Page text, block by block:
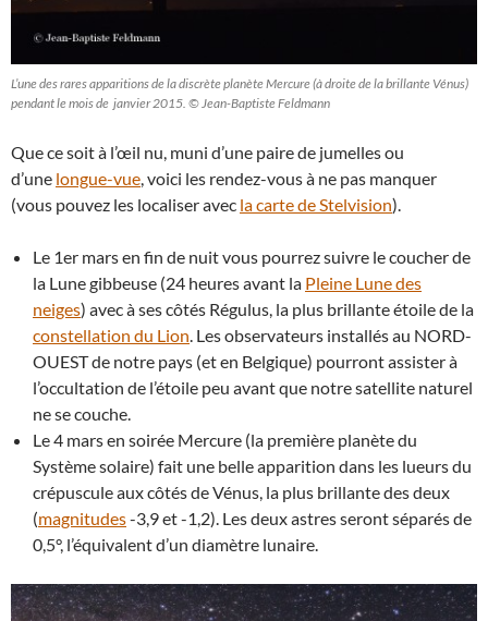
L’une des rares apparitions de la discrète planète Mercure (à droite de la brillante Vénus)
pendant le mois de janvier 2015. © Jean-Baptiste Feldmann
Que ce soit à l’œil nu, muni d’une paire de jumelles ou
d’une longue-vue , voici les rendez-vous à ne pas manquer
(vous pouvez les localiser avec la carte de Stelvision).
Le 1er mars en fin de nuit vous pourrez suivre le coucher de
la Lune gibbeuse (24 heures avant la Pleine Lune des
neiges) avec à ses côtés Régulus, la plus brillante étoile de la
constellation du Lion . Les observateurs installés au NORD-
OUEST de notre pays (et en Belgique) pourront assister à
l’occultation de l’étoile peu avant que notre satellite naturel
ne se couche.
Le 4 mars en soirée Mercure (la première planète du
Système solaire) fait une belle apparition dans les lueurs du
crépuscule aux côtés de Vénus, la plus brillante des deux
(magnitudes-3,9 et -1,2). Les deux astres seront séparés de
0,5°, l’équivalent d’un diamètre lunaire.